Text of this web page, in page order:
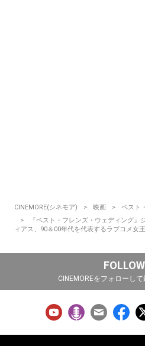
CINEMORE(シネモア) 映画
ベスト
『ベスト・フレンズ・ウェディング
ィアス、90＆00年代を代表するラブコメ女
CINEMOREをフォローし